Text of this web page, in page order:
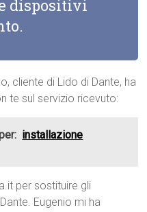
dispositivi
cliente di Lido di Dante, ha
te sul servizio ricevuto:
installazione
per sostituire gli
Eugenio mi ha